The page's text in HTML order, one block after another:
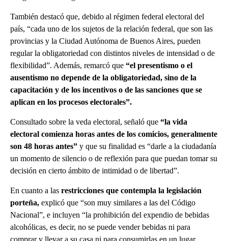
También destacó que, debido al régimen federal electoral del
país, “cada uno de los sujetos de la relación federal, que son las
provincias y la Ciudad Autónoma de Buenos Aires, pueden
regular la obligatoriedad con distintos niveles de intensidad o de
flexibilidad”. Además, remarcó que “el presentismo o el
ausentismo no depende de la obligatoriedad, sino de la
capacitación y de los incentivos o de las sanciones que se
aplican en los procesos electorales”.
Consultado sobre la veda electoral, señaló que “la vida
electoral comienza horas antes de los comicios, generalmente
son 48 horas antes” y que su finalidad es “darle a la ciudadanía
un momento de silencio o de reflexión para que puedan tomar su
decisión en cierto ámbito de intimidad o de libertad”.
En cuanto a las restricciones que contempla la legislación
porteña, explicó que “son muy similares a las del Código
Nacional”, e incluyen “la prohibición del expendio de bebidas
alcohólicas, es decir, no se puede vender bebidas ni para
comprar y llevar a su casa ni para consumirlas en un lugar